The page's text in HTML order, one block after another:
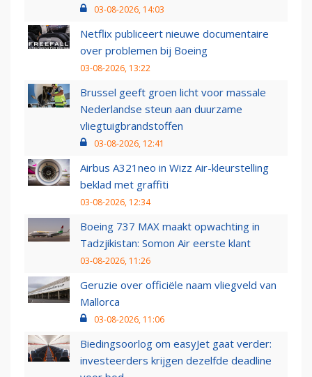
03-08-2026, 14:03
Netflix publiceert nieuwe documentaire
over problemen bij Boeing
03-08-2026, 13:22
Brussel geeft groen licht voor massale
Nederlandse steun aan duurzame
vliegtuigbrandstoffen
03-08-2026, 12:41
Airbus A321neo in Wizz Air-kleurstelling
beklad met graffiti
03-08-2026, 12:34
Boeing 737 MAX maakt opwachting in
Tadzjikistan: Somon Air eerste klant
03-08-2026, 11:26
Geruzie over officiële naam vliegveld van
Mallorca
03-08-2026, 11:06
Biedingsoorlog om easyJet gaat verder:
investeerders krijgen dezelfde deadline